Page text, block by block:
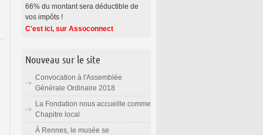
66% du montant sera déductible de
vos impôts !
C'est ici, sur Assoconnect
Nouveau sur le site
Convocation à l'Assemblée
Générale Ordinaire 2018
La Fondation nous accueille comme
Chapitre local
À Rennes, le musée se